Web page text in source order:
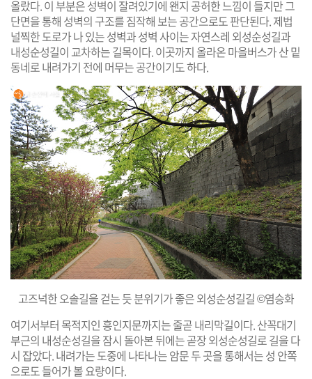
올랐다. 이 부분은 성벽이 잘려있기에 왠지 공허한 느낌이 들지만 그
단면을 통해 성벽의 구조를 짐작해 보는 공간으로도 판단된다. 제법
널찍한 도로가 나 있는 성벽과 성벽 사이는 자연스레 외성순성길과
내성순성길이 교차하는 길목이다. 이곳까지 올라온 마을버스가 산 밑
동네로 내려가기 전에 머무는 공간이기도 하다.
고즈넉한 오솔길을 걷는 듯 분위기가 좋은 외성순성길길 ©염승화
여기서부터 목적지인 흥인지문까지는 줄곧 내리막길이다. 산꼭대기
부근의 내성순성길을 잠시 돌아본 뒤에는 곧장 외성순성길로 길을 다
시 잡았다. 내려가는 도중에 나타나는 암문 두 곳을 통해서는 성 안쪽
으로도 들어가 볼 요량이다.